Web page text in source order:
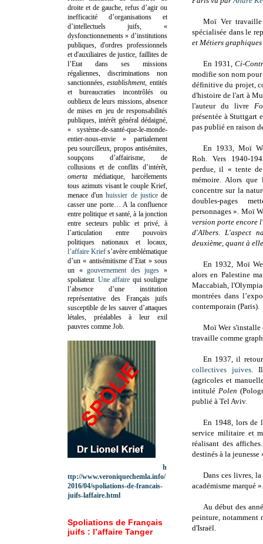
Moï Ver travaille
spécialisée dans le
et Métiers graphiques
En 1931, Ci-
modifie son nom
définitive du projet,
d'histoire de l'art à
l'auteur du livre
présentée à Stuttgart
pas publié en raison
En 1933, Moï
Roh. Vers 1940-
perdue, il « tente
mémoire. Alors que
concentre sur la
doubles-pages
personnages ». Moï
version porte encore
d'Albers. L'aspect
deuxième, quant à
En 1932, Moï
alors en Palestine
Maccabiah,
montrées dans
contemporain (Paris).
Moï Wer s'installe
travaille comme
En 1937, il
collectives juives. Il
(agricoles et
intitulé Polen
publié à Tel Aviv.
En 1948, lors de
service militaire et
réalisant des
destinés à la jeunesse
Dans ces livres,
académisme marqué ».
Au début des
peinture, notamment
d'Israël.
droite et de gauche, refus d’agir ou
inefficacité d’organisations et
d’intellectuels juifs, «
dysfonctionnements » d’institutions
publiques, d'ordres professionnels
et d'auxiliaires de justice, faillites de
l’Etat dans ses missions
régaliennes, discriminations non
sanctionnées,establishment, entités
et bureaucraties incontrôlés ou
oublieux de leurs missions, absence
de mises en jeu de responsabilités
publiques, intérêt général dédaigné,
« système-de-santé-que-le-monde-
entier-nous-envie » partialement
peu sourcilleux, propos antisémites,
soupçons d’affairisme, de
collusions et de conflits d’intérêt,
omertamédiatique, harcèlements
tous azimuts visant le couple Krief,
menace d'unhuissier de justicede
casser une porte… A la confluence
entre politique et santé, à la jonction
entre secteurs public et privé, à
l’articulation entre pouvoirs
politiques nationaux et locaux,
l’affaire Krief s’avère emblématique
d’un « antisémitisme d’Etat » sous
un «gouvernement des juges »
spoliateur.Une affaire qui souligne
l’absence d’une institution
représentative des Français juifs
susceptible de les sauver d’attaques
létales, préalables à leur exil
pauvres comme Job.
h
ttp://www.veroniquechemla.info/
2016/04/spoliations-de-francais-
juifs-laffaire.html
Spoliations de Français
juifs : l’affaire Tanger